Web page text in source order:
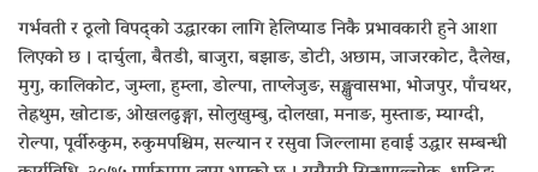
गर्भवती र ठूलो विपद्को उद्धारका लागि हेलिप्याड निकै प्रभावकारी हुने आशा
लिएको छ । दार्चुला, बैतडी, बाजुरा, बझाङ, डोटी, अछाम, जाजरकोट, दैलेख,
मुगु, कालिकोट, जुम्ला, हुम्ला, डोल्पा, ताप्लेजुङ, सङ्खुवासभा, भोजपुर, पाँचथर,
तेह्रथुम, खोटाङ, ओखलढुङ्गा, सोलुखुम्बु, दोलखा, मनाङ, मुस्ताङ, म्याग्दी,
रोल्पा, पूर्वीरुकुम, रुकुमपश्चिम, सल्यान र रसुवा जिल्लामा हवाई उद्धार सम्बन्धी